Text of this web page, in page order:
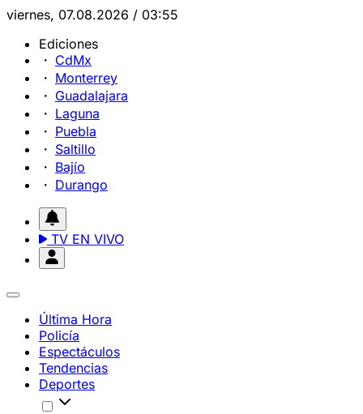
viernes, 07.08.2026 / 03:55
Ediciones
CdMx
Monterrey
Guadalajara
Laguna
Puebla
Saltillo
Bajío
Durango
TV EN VIVO
Última Hora
Policía
Espectáculos
Tendencias
Deportes